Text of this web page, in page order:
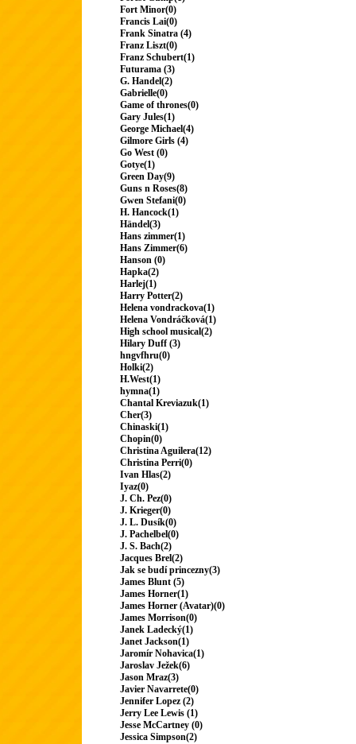
Fort Minor(0)
Francis Lai(0)
Frank Sinatra (4)
Franz Liszt(0)
Franz Schubert(1)
Futurama (3)
G. Handel(2)
Gabrielle(0)
Game of thrones(0)
Gary Jules(1)
George Michael(4)
Gilmore Girls (4)
Go West (0)
Gotye(1)
Green Day(9)
Guns n Roses(8)
Gwen Stefani(0)
H. Hancock(1)
Händel(3)
Hans zimmer(1)
Hans Zimmer(6)
Hanson (0)
Hapka(2)
Harlej(1)
Harry Potter(2)
Helena vondrackova(1)
Helena Vondráčková(1)
High school musical(2)
Hilary Duff (3)
hngvfhru(0)
Holki(2)
H.West(1)
hymna(1)
Chantal Kreviazuk(1)
Cher(3)
Chinaski(1)
Chopin(0)
Christina Aguilera(12)
Christina Perri(0)
Ivan Hlas(2)
Iyaz(0)
J. Ch. Pez(0)
J. Krieger(0)
J. L. Dusík(0)
J. Pachelbel(0)
J. S. Bach(2)
Jacques Brel(2)
Jak se budí princezny(3)
James Blunt (5)
James Horner(1)
James Horner (Avatar)(0)
James Morrison(0)
Janek Ladecký(1)
Janet Jackson(1)
Jaromír Nohavica(1)
Jaroslav Ježek(6)
Jason Mraz(3)
Javier Navarrete(0)
Jennifer Lopez (2)
Jerry Lee Lewis (1)
Jesse McCartney (0)
Jessica Simpson(2)